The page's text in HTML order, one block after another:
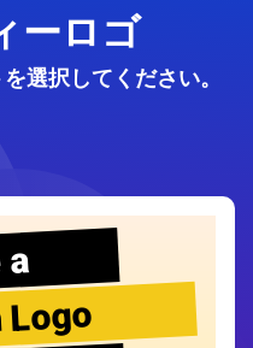
ーロゴ
選択してください。
a